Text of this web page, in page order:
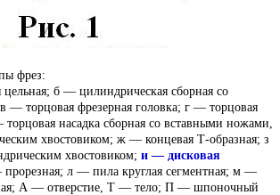
фрез:
б — цилиндрическая сборная со
— торцовая фрезерная головка; г — торцовая
насадка сборная со вставными ножами,
хвостовиком; ж — концевая Т-образная; з
хвостовиком; и — дисковая
л — пила круглая сегментная; м —
А — отверстие, Т — тело; П — шпоночный